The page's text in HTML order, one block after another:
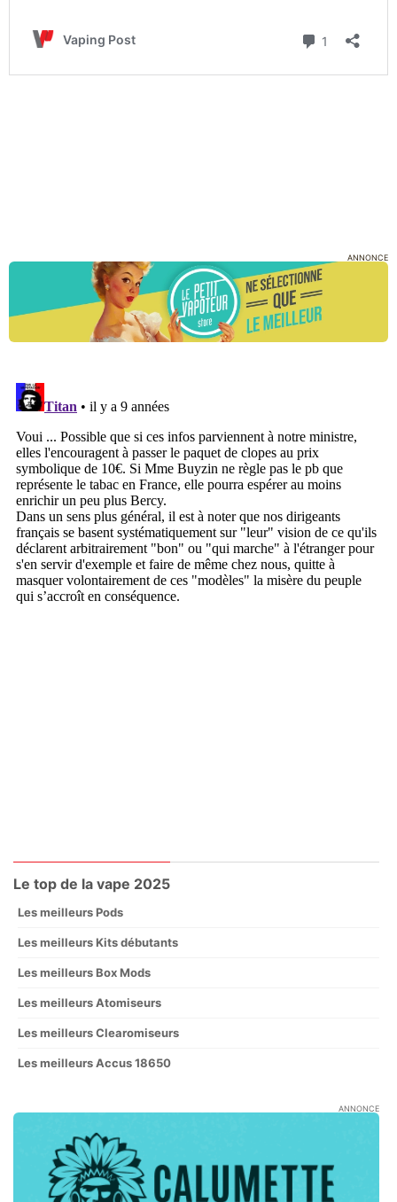
ANNONCE
Le top de la vape 2025
Les meilleurs Pods
Les meilleurs Kits débutants
Les meilleurs Box Mods
Les meilleurs Atomiseurs
Les meilleurs Clearomiseurs
Les meilleurs Accus 18650
ANNONCE